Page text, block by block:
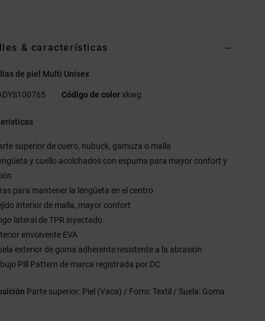
& características
de piel Multi Unisex
Código de color xkwg
superior de cuero, nubuck, gamuza o malla
y cuello acolchados con espuma para mayor confort y
para mantener la lengüeta en el centro
interior de malla, mayor confort
lateral de TPR inyectado
envolvente EVA
exterior de goma adherente resistente a la abrasión
Pill Pattern de marca registrada por DC
Parte superior: Piel (Vaca) / Forro: Textil / Suela: Goma